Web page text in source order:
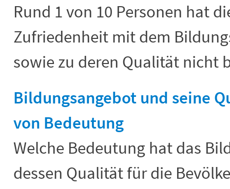
Rund 1 von 10 Personen hat
Zufriedenheit mit dem
sowie zu deren Qualität nicht
Bildungsangebot und seine
von Bedeutung
Welche Bedeutung hat das
dessen Qualität für die